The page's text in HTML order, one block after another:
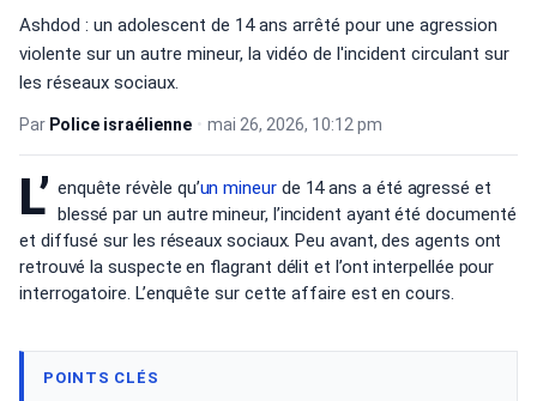
Ashdod : un adolescent de 14 ans arrêté pour une agression
violente sur un autre mineur, la vidéo de l'incident circulant sur
les réseaux sociaux.
Par Police israélienne • mai 26, 2026, 10:12 pm
L’ enquête révèle qu’un mineurde 14 ans a été agressé et
blessé par un autre mineur, l’incident ayant été documenté
et diffusé sur les réseaux sociaux. Peu avant, des agents ont
retrouvé la suspecte en flagrant délit et l’ont interpellée pour
interrogatoire. L’enquête sur cette affaire est en cours.
POINTS CLÉS